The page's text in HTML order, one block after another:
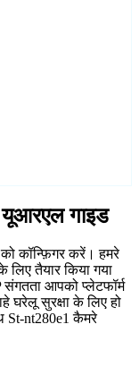
गाइड
कॉन्फ़िगर करें। हमरे
लिए तैयार किया गया
आपको प्लेटफॉर्म
घरेलू सुरक्षा के लिए हो
St-nt280e1 कैमरे